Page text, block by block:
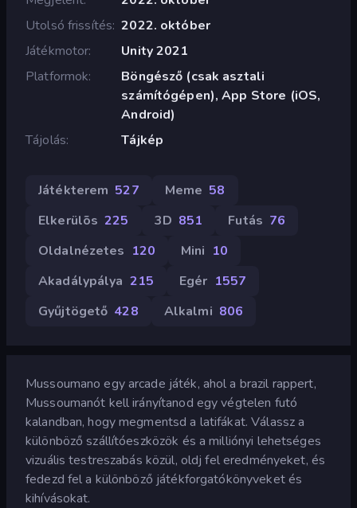
Utolsó frissítés 2022. október
Játékmotor
Unity 2021
Platformok
Böngésző (csak asztali
számítógépen), App Store (iOS,
Android)
Tájolás
Tájkép
Játékterem 527 Meme 58
Elkerülõs 225 3D 851 Futás 76
Oldalnézetes 120 Mini 10
Akadálypálya 215 Egér 1557
Gyűjtögető 428 Alkalmi 806
Mussoumano egy arcade játék, ahol a brazil rappert,
Mussoumanót kell irányítanod egy végtelen futó
kalandban, hogy megmentsd a latifákat. Válassz a
különböző szállítóeszközök és a milliónyi lehetséges
vizuális testreszabás közül, oldj fel eredményeket, és
fedezd fel a különböző játékforgatókönyveket és
kihívásokat.